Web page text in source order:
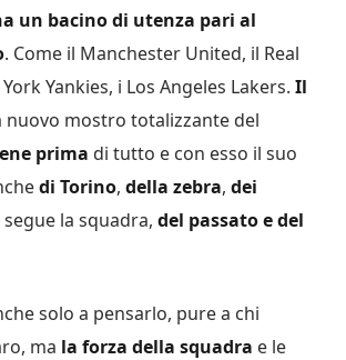
un bacino di utenza pari al
. Come il Manchester United, il Real
Yankies, i Los Angeles Lakers. Il
nuovo mostro totalizzante del
prima di tutto e con esso il suo
di Torino, della zebra, dei
segue la squadra, del passato e del
solo a pensarlo, pure a chi
ma la forza della squadra e le